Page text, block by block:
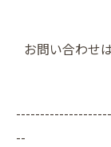
お問い合わせは
--